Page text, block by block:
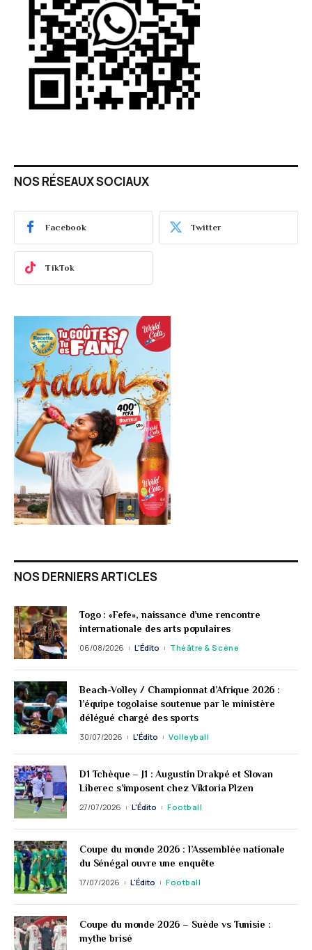
NOS RÉSEAUX SOCIAUX
Facebook Twitter
TikTok
NOS DERNIERS ARTICLES
Togo : «Fefe», naissance d’une rencontre
internationale des arts populaires
06/08/2026 L'Édito Théâtre & Scène
Beach-Volley / Championnat d’Afrique 2026 :
l’équipe togolaise soutenue par le ministère
délégué chargé des sports
30/07/2026 L'Édito Volleyball
D1 Tchèque – J1 : Augustin Drakpé et Slovan
Liberec s’imposent chez Viktoria Plzen
27/07/2026 L'Édito Football
Coupe du monde 2026 : l’Assemblée nationale
du Sénégal ouvre une enquête
17/07/2026 L'Édito Football
Coupe du monde 2026 – Suède vs Tunisie :
mythe brisé